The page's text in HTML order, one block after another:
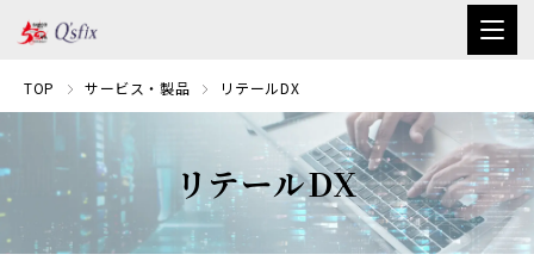
TOP サービス・製品 リテールDX
リテールDX